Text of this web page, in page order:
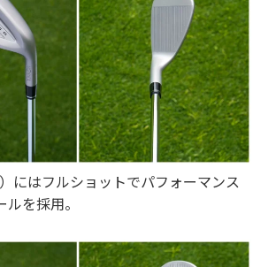
にはフルショットでパフォーマンス
を採用。